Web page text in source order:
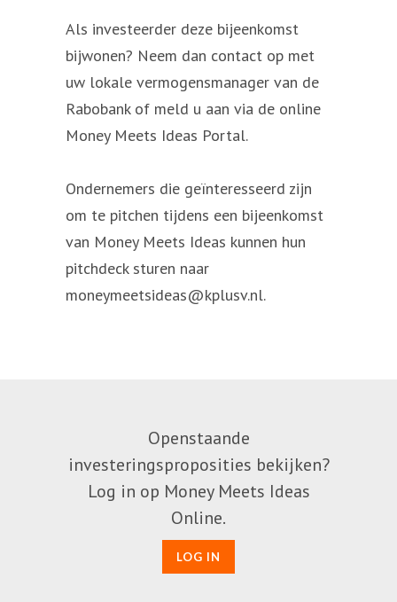
Als investeerder deze bijeenkomst
bijwonen? Neem dan contact op met
uw lokale vermogensmanager van de
Rabobank of meld u aan via de online
Money Meets Ideas Portal.
Ondernemers die geïnteresseerd zijn
om te pitchen tijdens een bijeenkomst
van Money Meets Ideas kunnen hun
pitchdeck sturen naar
moneymeetsideas@kplusv.nl.
Openstaande
investeringsproposities bekijken?
Log in op Money Meets Ideas
Online.
LOG IN